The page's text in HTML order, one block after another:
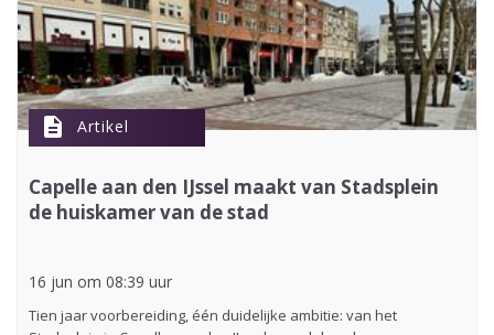
description Artikel
Capelle aan den IJssel maakt van Stadsplein
de huiskamer van de stad
16 jun om 08:39 uur
Tien jaar voorbereiding, één duidelijke ambitie: van het